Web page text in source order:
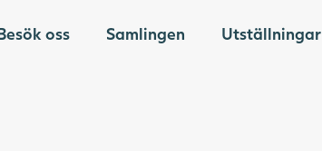
oss Samlingen Utställningar